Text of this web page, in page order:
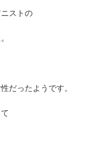
ストの
だったようです。